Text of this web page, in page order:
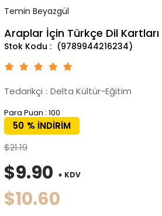
Temin Beyazgül
Araplar İçin Türkçe Dil Kartları
(9789944216234)
Tedarikçi : Delta Kültür-Eğitim
Para Puan : 100
%
50
İNDIRIM
$21.19
$9.90 + KDV
$10.60